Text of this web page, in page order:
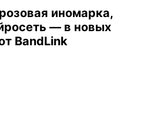
иномарка,
— в новых
BandLink